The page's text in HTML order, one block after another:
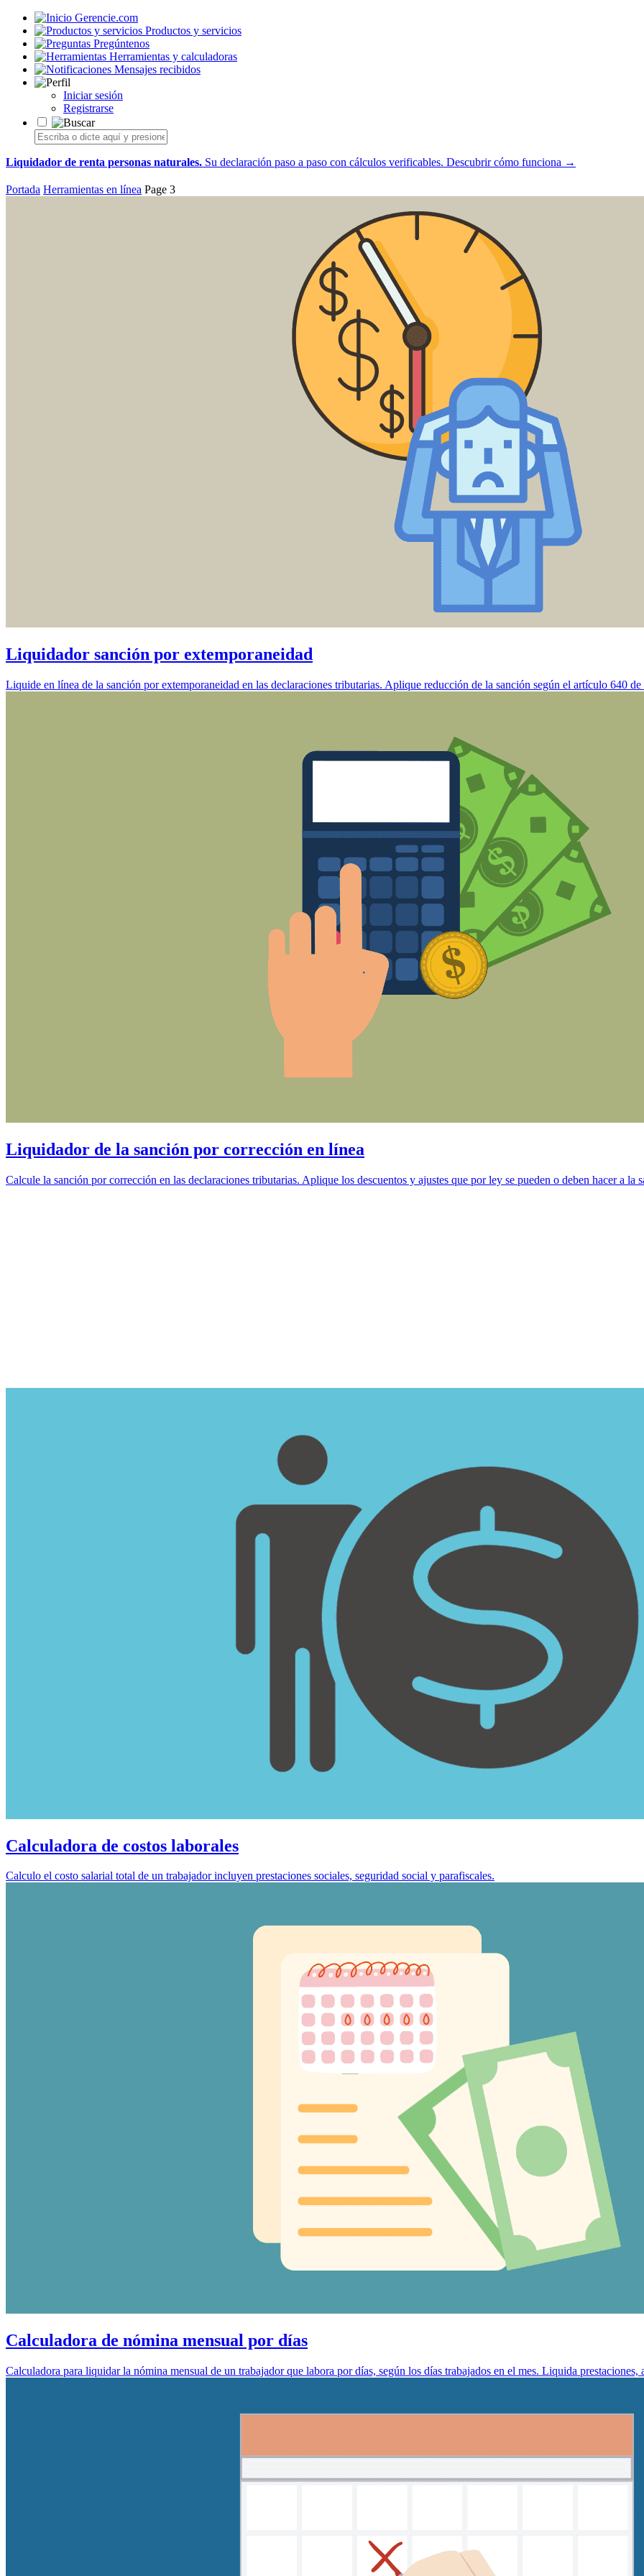
Gerencie.com
Productos y servicios
Pregúntenos
Herramientas y calculadoras
Mensajes recibidos
Iniciar sesión
Registrarse
Liquidador de renta personas naturales. Su declaración paso a paso con cálculos verificables. Descubrir cómo funciona →
Portada Herramientas en línea Page 3
Liquidador sanción por extemporaneidad
Liquide en línea de la sanción por extemporaneidad en las declaraciones tributarias. Aplique reducción de la sanción según el artículo 640
Liquidador de la sanción por corrección en línea
Calcule la sanción por corrección en las declaraciones tributarias. Aplique los descuentos y ajustes que por ley se pueden o deben hacer a la
Calculadora de costos laborales
Calculo el costo salarial total de un trabajador incluyen prestaciones sociales, seguridad social y parafiscales.
Calculadora de nómina mensual por días
Calculadora para liquidar la nómina mensual de un trabajador que labora por días, según los días trabajados en el mes. Liquida prestaciones,